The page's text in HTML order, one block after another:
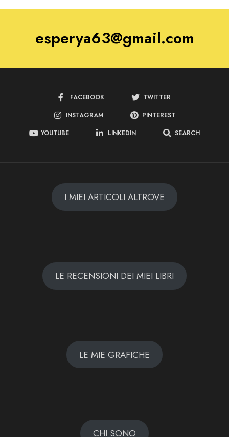
esperya63@gmail.com
FACEBOOK
TWITTER
INSTAGRAM
PINTEREST
YOUTUBE
LINKEDIN SEARCH
I MIEI ARTICOLI ALTROVE
LE RECENSIONI DEI MIEI LIBRI
LE MIE GRAFICHE
CHI SONO